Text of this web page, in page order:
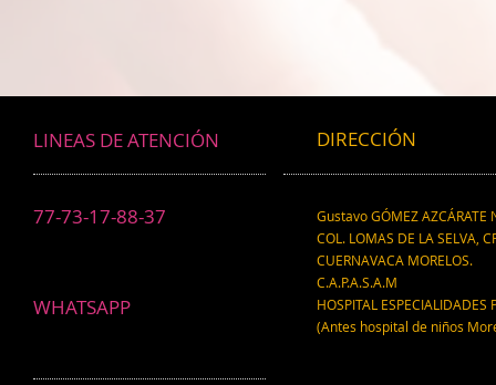
LINEAS DE ATENCIÓN
77-73-17-88-37
WHATSAPP
DIRECCIÓN
Gustavo GÓMEZ AZCÁRATE
COL. LOMAS DE LA SELVA,
CUERNAVACA MORELOS.
C.A.P.A.S.A.M
HOSPITAL ESPECIALIDADES
(Antes hospital de niños